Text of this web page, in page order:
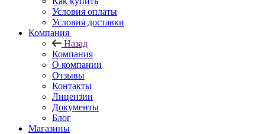
Условия оплаты
Условия доставки
Компания
Назад
Компания
О компании
Отзывы
Контакты
Лицензии
Документы
Блог
Магазины